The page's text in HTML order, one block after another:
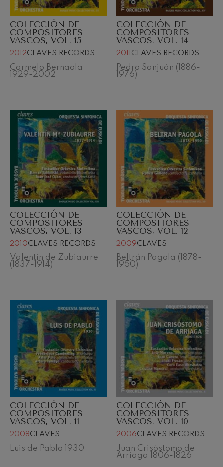
COLECCIÓN DE
COMPOSITORES
VASCOS, VOL. 15
2012CLAVES RECORDS
Carmelo Bernaola
1929-2002
COLECCIÓN DE
COMPOSITORES
VASCOS, VOL. 14
2011 CLAVES RECORDS
Pedro Sanjuán (1886-
1976)
COLECCIÓN DE
COMPOSITORES
VASCOS, VOL. 13
2010CLAVES RECORDS
Valentín de Zubiaurre
(1837-1914)
COLECCIÓN DE
COMPOSITORES
VASCOS, VOL. 12
2009CLAVES
Beltrán Pagola (1878-
1950)
COLECCIÓN DE
COMPOSITORES
VASCOS, VOL. 11
2008CLAVES
Luis de Pablo 1930
COLECCIÓN DE
COMPOSITORES
VASCOS, VOL. 10
2006CLAVES RECORDS
Juan Crisóstomo de
Arriaga 1806-1826
Ludwig van Beethoven
Wolfgang Amadeus Mozart:
Concierto para violín nº5
Wolfgang Amadeus Mozart
Max Bruch: Kol nidrei
Max Bruch
Robert Schumann: Concierto
para violín
Robert Schumann
Franz Schubert: Sinfonía nº9,
'La grande'
Franz Schubert
Wolfgang Amadeus Mozart:
Concierto para clarinete
Wolfgang Amadeus Mozart